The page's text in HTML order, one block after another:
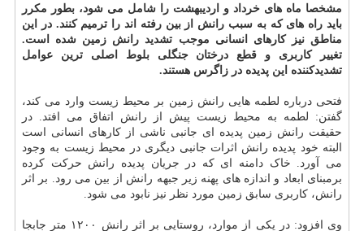
مشخصا ماه های خرداد و اردیبهشت را شامل می شود، بطور مکرر
باید راه های که به سبب رانش از بین رفته اند را ترمیم کنند. در این
مناطق نیز کارهای انسانی موجب تشدید رانش زمین شده است.
تغییر کاربری و قطع درختان جنگلی بلوط اصلی ترین عوامل
تشدیدکننده این پدیده در زاگرس هستند.
فتحی درباره لطمه هایی رانش زمین بر محیط زیست وارد می کند،
گفتن: لطمه به محیط زیست پیش از رانش اتفاق می افتد. در
حقیقت رانش زمین پدیده ای جانبی ناشی از کارهای انسانی است
البته خود پدیده رانش اثرات جانبی دیگری در محیط زیست به وجود
می آورد. خاک دامنه ای که در جریان پدیده رانش حرکت کرده
برمبنای ابعاد و اندازه های پهنه زیر جبهه رانش از بین می رود. بر اثر
رانش، کاربری سابق زمین مورد نظر نیز نابود می شود.
وی افزود: در یکی از موارد، روستایی بر اثر رانش ۱۲۰۰ متر جابجا